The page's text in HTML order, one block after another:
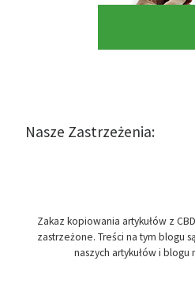
Nasze Zastrzeżenia:
Zakaz kopiowania artykułów z
zastrzeżone. Treści na tym blogu
naszych artykułów i